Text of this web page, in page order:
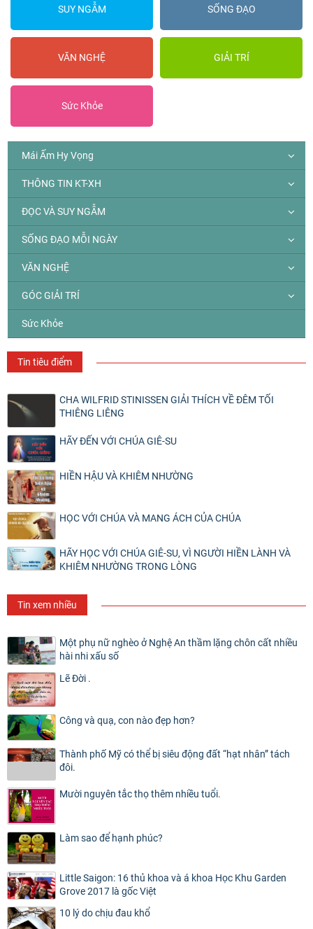
SUY NGẪM SỐNG ĐẠO
VĂN NGHỆ GIẢI TRÍ
Sức Khỏe
Mái Ấm Hy Vọng
THÔNG TIN KT-XH
ĐỌC VÀ SUY NGẪM
SỐNG ĐẠO MỖI NGÀY
VĂN NGHỆ
GÓC GIẢI TRÍ
Sức Khỏe
Tin tiêu điểm
CHA WILFRID STINISSEN GIẢI THÍCH VỀ ĐÊM TỐI
THIÊNG LIÊNG
HÃY ĐẾN VỚI CHÚA GIÊ-SU
HIỀN HẬU VÀ KHIÊM NHƯỜNG
HỌC VỚI CHÚA VÀ MANG ÁCH CỦA CHÚA
HÃY HỌC VỚI CHÚA GIÊ-SU, VÌ NGƯỜI HIỀN LÀNH VÀ
KHIÊM NHƯỜNG TRONG LÒNG
Tin xem nhiều
Một phụ nữ nghèo ở Nghệ An thầm lặng chôn cất nhiều
hài nhi xấu số
Lẽ Đời .
Công và quạ, con nào đẹp hơn?
Thành phố Mỹ có thể bị siêu động đất “hạt nhân” tách
đôi.
Mười nguyên tắc thọ thêm nhiều tuổi.
Làm sao để hạnh phúc?
Little Saigon: 16 thủ khoa và á khoa Học Khu Garden
Grove 2017 là gốc Việt
10 lý do chịu đau khổ